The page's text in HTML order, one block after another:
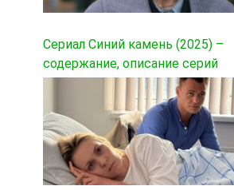
Сериал Синий камень (2025) –
содержание, описание серий